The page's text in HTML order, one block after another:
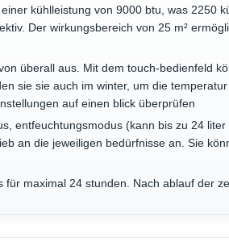
kühlleistung von 9000 btu, was 2250
Der wirkungsbereich von 25 m²
überall aus. Mit dem touch-bedienfeld
sie sie auch im winter, um die
auf einen blick überprüfen
entfeuchtungsmodus (kann bis zu 24
an die jeweiligen bedürfnisse an. Sie
maximal 24 stunden. Nach ablauf der